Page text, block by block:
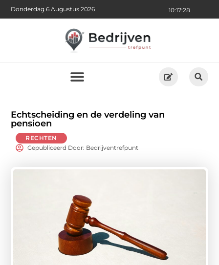
10:17:29
Donderdag 6 Augustus 2026
Echtscheiding en de verdeling van
pensioen
RECHTEN
Gepubliceerd Door: Bedrijventrefpunt